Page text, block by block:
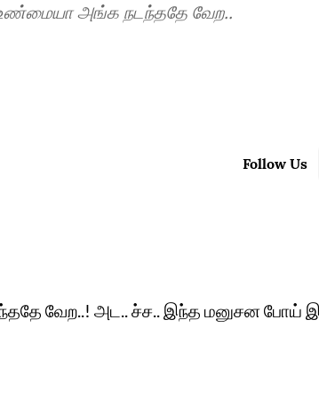
உண்மையா அங்க நடந்ததே வேற..
Follow Us
வேற..! அட.. ச்ச.. இந்த மனுசன போய்